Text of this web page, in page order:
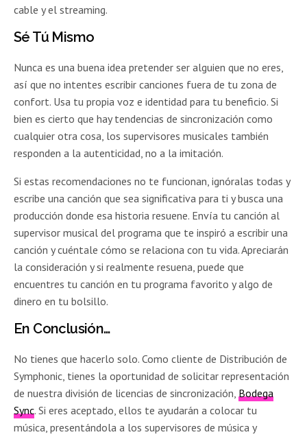
cable y el streaming.
Sé Tú Mismo
Nunca es una buena idea pretender ser alguien que no eres,
así que no intentes escribir canciones fuera de tu zona de
confort. Usa tu propia voz e identidad para tu beneficio. Si
bien es cierto que hay tendencias de sincronización como
cualquier otra cosa, los supervisores musicales también
responden a la autenticidad, no a la imitación.
Si estas recomendaciones no te funcionan, ignóralas todas y
escribe una canción que sea significativa para ti y busca una
producción donde esa historia resuene. Envía tu canción al
supervisor musical del programa que te inspiró a escribir una
canción y cuéntale cómo se relaciona con tu vida. Apreciarán
la consideración y si realmente resuena, puede que
encuentres tu canción en tu programa favorito y algo de
dinero en tu bolsillo.
En Conclusión…
No tienes que hacerlo solo. Como cliente de Distribución de
Symphonic, tienes la oportunidad de solicitar representación
de nuestra división de licencias de sincronización,Bodega
Sync. Si eres aceptado, ellos te ayudarán a colocar tu
música, presentándola a los supervisores de música y